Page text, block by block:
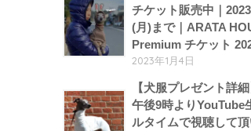
チケット販売中｜
(月)まで｜ARATA
Premium チケット
2023年1月4日
【犬服プレゼント詳
午後9時よりYouTube
ルタイムで視聴して